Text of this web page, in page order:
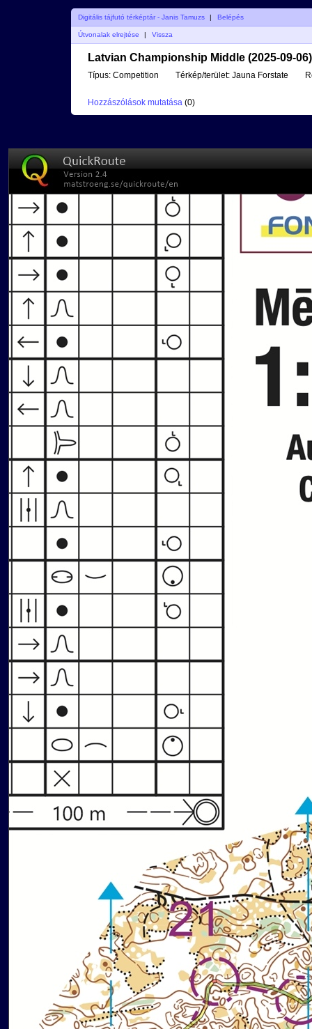
Digitális tájfutó térképtár - Janis Tamuzs | Belépés
Útvonalak elrejtése Vissza
Latvian Championship Middle (2025-09-06)
Típus: Competition Térkép/terület: Jauna Forstate
Hozzászólások mutatása (0)